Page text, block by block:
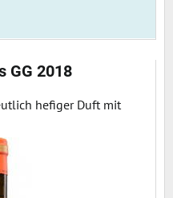
GG 2018
hefiger Duft mit